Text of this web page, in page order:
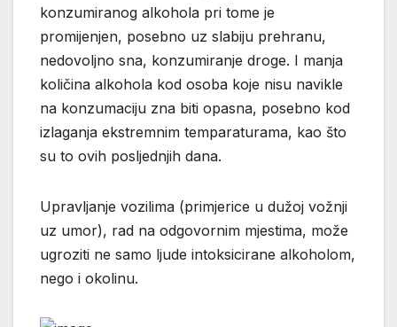
konzumiranog alkohola pri tome je
promijenjen, posebno uz slabiju prehranu,
nedovoljno sna, konzumiranje droge. I manja
količina alkohola kod osoba koje nisu navikle
na konzumaciju zna biti opasna, posebno kod
izlaganja ekstremnim temparaturama, kao što
su to ovih posljednjih dana.
Upravljanje vozilima (primjerice u dužoj vožnji
uz umor), rad na odgovornim mjestima, može
ugroziti ne samo ljude intoksicirane alkoholom,
nego i okolinu.